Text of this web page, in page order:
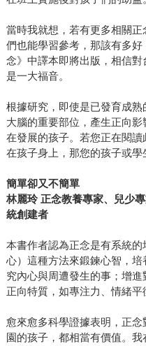
當時我就想，若有更多相關
們也能學習參考，那該有多
念》中譯本即將出版，相信
是一大福音。
根據研究，即使是已發育成
大腦的重要部位，產生正向
在發展的孩子。若您正在閱
在孩子身上，那您的孩子或學
簡單卻又不簡單
林麗玲 正念教養專家、兒少
統創建者
本書作者認為正念是有系統
心）這種方法來鍛鍊心智，
究內心與周遭發生的事；增
正向特質，如專注力、情緒平
愈來愈多科學證據表明，正
園的孩子，都相當有價值。